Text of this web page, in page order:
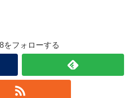
をフォローする